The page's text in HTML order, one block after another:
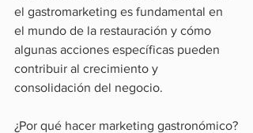
el gastromarketing es fundamental en
el mundo de la restauración y cómo
algunas acciones específicas pueden
contribuir al crecimiento y
consolidación del negocio.
¿Por qué hacer marketing gastronómico?